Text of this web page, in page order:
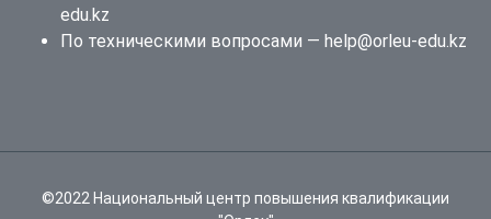
edu.kz
По техническими вопросами — help@orleu-edu.kz
©2022 Национальный центр повышения квалификации